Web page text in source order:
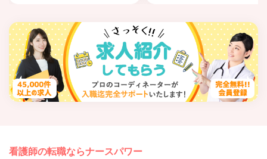
看護師の転職ならナースパワー